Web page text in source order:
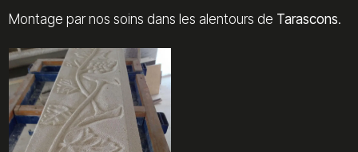
Montage par nos soins dans les alentours de Tarascons.